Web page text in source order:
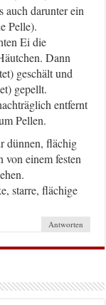
auch darunter ein
Pelle).
Ei die
Dann
geschält und
gepellt.
entfernt
Pellen.
dünnen, flächig
von einem festen
starre, flächige
Antworten